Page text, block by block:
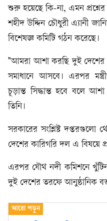
শুরু হয়েছে কি-না, এমন প্রশ্নের
শহীদ উদ্দিন চৌধুরী এ্যানী
বিশেষজ্ঞ কমিটি গঠন করেছে।
"আমরা আশা করছি দুই দেশের
সমাধানে আসবে। এরপর
চূড়ান্ত সিদ্ধান্ত হবে বলে
তিনি।
সরকারের সংশ্লিষ্ট
দেশের কারিগরি দল এ বিষয়ে
এরপর যৌথ নদী কমিশনে
দুই দেশের তরফে আনুষ্ঠানিক